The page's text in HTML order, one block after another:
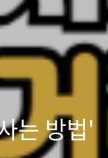
는 방법'